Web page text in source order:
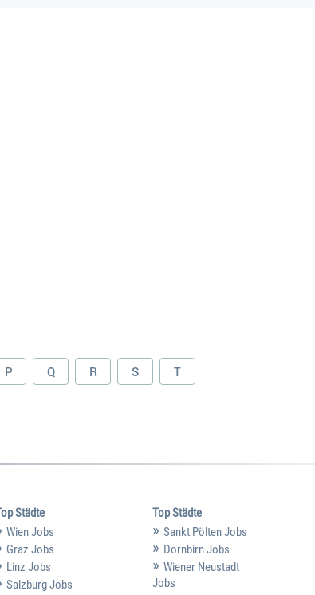
P Q R S T
Städte
Wien Jobs
Graz Jobs
Linz Jobs
Salzburg Jobs
Top Städte
Sankt Pölten Jobs
Dornbirn Jobs
Wiener Neustadt
Jobs